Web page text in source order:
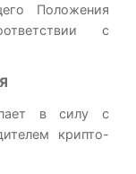
Положения
с
в силу с
крипто-